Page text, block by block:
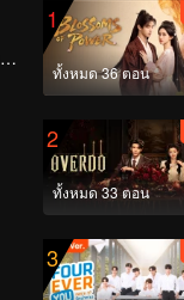
1
ทั้งหมด 36 ตอน
2
ทั้งหมด 33 ตอน
3